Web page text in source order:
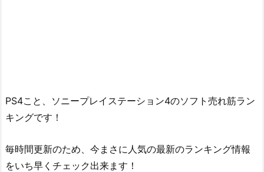
PS4こと、ソニープレイステーション4のソフト売れ筋ラン
キングです！
毎時間更新のため、今まさに人気の最新のランキング情報
をいち早くチェック出来ます！